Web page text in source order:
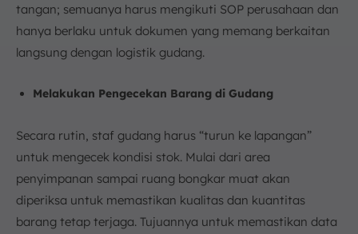
tangan; semuanya harus mengikuti SOP perusahaan dan
hanya berlaku untuk dokumen yang memang berkaitan
langsung dengan logistik gudang.
Melakukan Pengecekan Barang di Gudang
Secara rutin, staf gudang harus “turun ke lapangan”
untuk mengecek kondisi stok. Mulai dari area
penyimpanan sampai ruang bongkar muat akan
diperiksa untuk memastikan kualitas dan kuantitas
barang tetap terjaga. Tujuannya untuk memastikan data